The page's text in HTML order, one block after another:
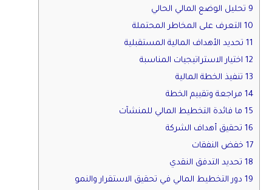
9 تحليل الوضع المالي الحالي
10 التعرف على المخاطر المحتملة
11 تحديد الأهداف المالية المستقبلية
12 اختيار الاستراتيجيات المناسبة
13 تنفيذ الخطة المالية
14 مراجعة وتقييم الخطة
15 ما فائدة التخطيط المالي للمنشآت
16 تحقيق أهداف الشركة
17 خفض النفقات
18 تحديد التدفق النقدي
19 دور التخطيط المالي في تحقيق الاستقرار والنمو